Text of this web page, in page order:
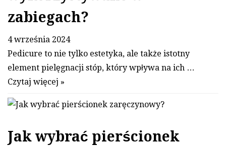
zabiegach?
4 września 2024
Pedicure to nie tylko estetyka, ale także istotny
element pielęgnacji stóp, który wpływa na ich …
Czytaj więcej »
Jak wybrać pierścionek